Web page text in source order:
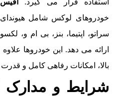
استفاده قرار می گیرد.
خودروهای لوکس شامل هیوندای
سراتو، اپتیما، بنز، بی ام و،
ارائه می دهد. این خودروها
بالا، امکانات رفاهی کامل و
شرایط و مدارک